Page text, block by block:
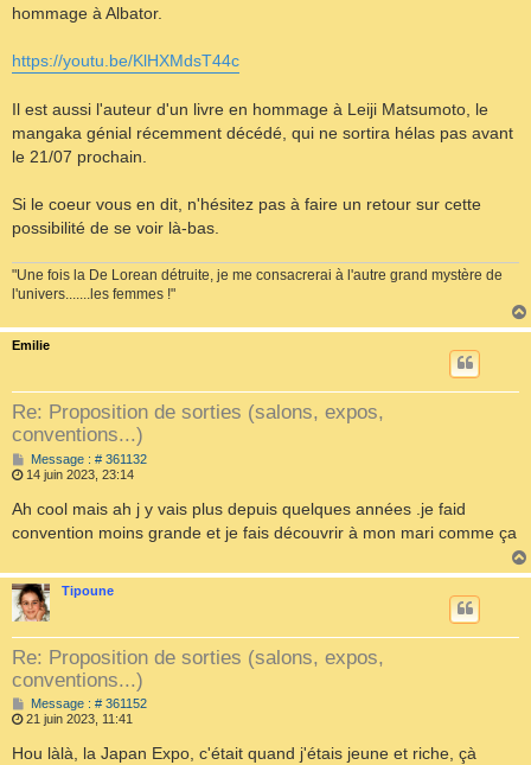
hommage à Albator.
https://youtu.be/KlHXMdsT44c
Il est aussi l'auteur d'un livre en hommage à Leiji Matsumoto, le
mangaka génial récemment décédé, qui ne sortira hélas pas avant
le 21/07 prochain.
Si le coeur vous en dit, n'hésitez pas à faire un retour sur cette
possibilité de se voir là-bas.
"Une fois la De Lorean détruite, je me consacrerai à l'autre grand mystère de
l'univers.......les femmes !"
Emilie
Re: Proposition de sorties (salons, expos,
conventions...)
Message : # 361132M
s
a
g
14 juin 2023, 23:14
Ah cool mais ah j y vais plus depuis quelques années .je faid
convention moins grande et je fais découvrir à mon mari comme ça
Tipoune
Re: Proposition de sorties (salons, expos,
conventions...)
Message : # 361152M
s
21 juin 2023, 11:41
Hou làlà, la Japan Expo, c'était quand j'étais jeune et riche, çà